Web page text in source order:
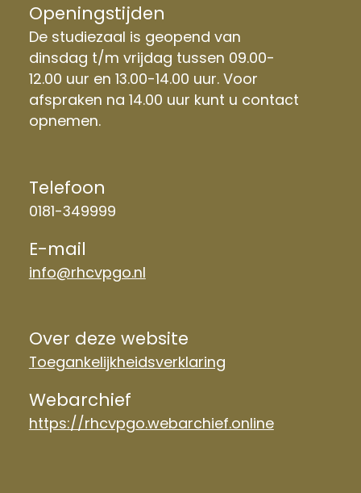
Openingstijden
De studiezaal is geopend van
dinsdag t/m vrijdag tussen 09.00-
12.00 uur en 13.00-14.00 uur. Voor
afspraken na 14.00 uur kunt u contact
opnemen.
Telefoon
0181-349999
E-mail
info@rhcvpgo.nl
Over deze website
Toegankelijkheidsverklaring
Webarchief
https://rhcvpgo.webarchief.online